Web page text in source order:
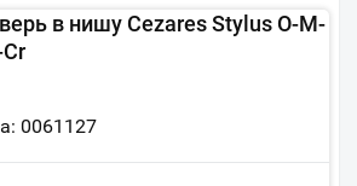
в нишу Cezares Stylus O-M-
0061127